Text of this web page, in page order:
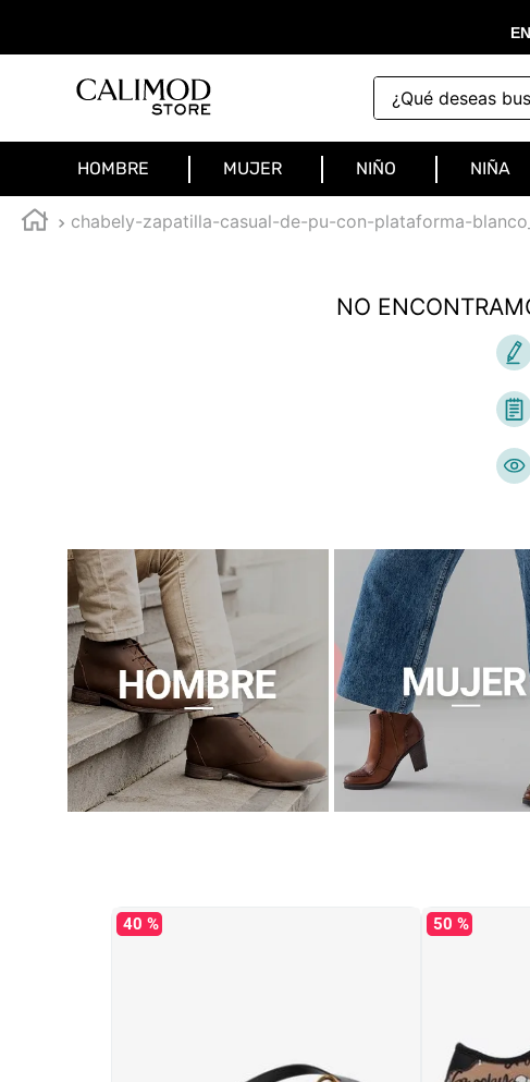
¿Qué deseas
HOMBRE MUJER NIÑO NIÑA
chabely-zapatilla-casual-de-pu-con-plataforma-
NO
40 % 50 %